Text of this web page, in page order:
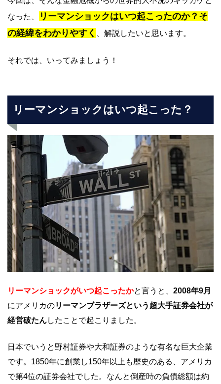
なった、
リーマンショックはいつ起こったのか？そ
の経緯をわかりやすく
、解説したいと思います。
それでは、いってみましょう！
リーマンショックはいつ起こった？
リーマンショックがいつ起こったかと言うと、 2008年9月
にアメリカのリーマンブラザーズという超大手証券会社が
経営破たんしたことで起こりました。
日本でいうと野村証券や大和証券のような有名な巨大企業
です。1850年に創業し150年以上も歴史のある、アメリカ
で第4位の証券会社でした。なんと倒産時の負債総額は約